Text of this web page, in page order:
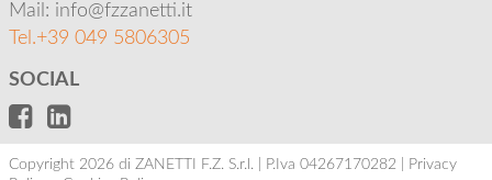
Mail: info@fzzanetti.it
Tel.+39 049 5806305
SOCIAL
Copyright 2026 di ZANETTI F.Z. S.r.l. | P.Iva 04267170282 |
Privacy